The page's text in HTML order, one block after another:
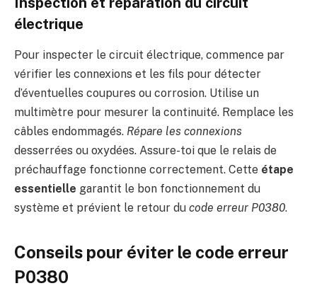
électrique
Pour inspecter le circuit électrique, commence par
vérifier les connexions et les fils pour détecter
d’éventuelles coupures ou corrosion. Utilise un
multimètre pour mesurer la continuité. Remplace les
câbles endommagés. Répare les connexions
desserrées ou oxydées. Assure-toi que le relais de
préchauffage fonctionne correctement. Cette étape
essentielle garantit le bon fonctionnement du
système et prévient le retour du code erreur P0380.
Conseils pour éviter le code erreur
P0380